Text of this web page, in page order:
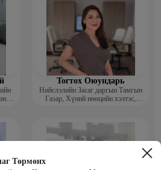
Төрмөнх
Тогтох Оюундарь
Нийслэлийн Засаг даргын Тамгын
Газар, Хүний нөөцийн хэлтэс,